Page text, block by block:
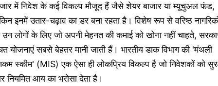
में निवेश के कई विकल्प मौजूद हैं जैसे शेयर बाजार या म्यूचुअल फंड,
इनमें उतार-चढ़ाव का डर बना रहता है। विशेष रूप से वरिष्ठ
उन लोगों के लिए जो अपनी मेहनत की कमाई को खोना नहीं चाहते,
योजनाएं सबसे बेहतर मानी जाती हैं। भारतीय डाक विभाग की 'मंथली
स्कीम' (MIS) एक ऐसा ही लोकप्रिय विकल्प है जो निवेशकों को
नियमित आय का भरोसा देता है।